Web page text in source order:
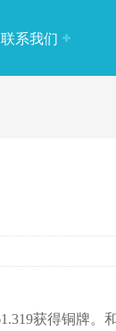
联系我们
获得铜牌。